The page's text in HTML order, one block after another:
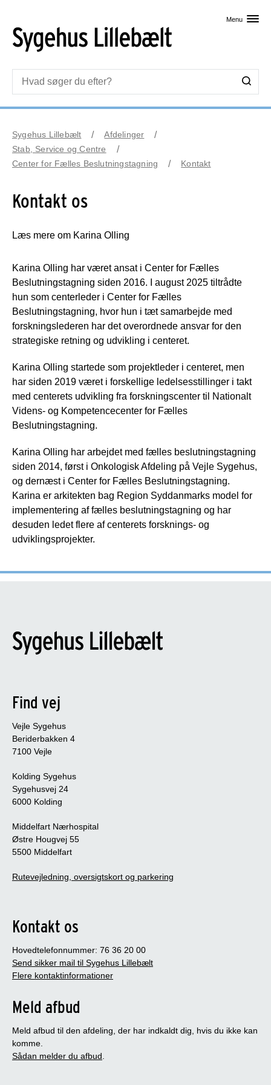
Menu
Sygehus Lillebælt
Afdelinger
Stab, Service og Centre
Center for Fælles Beslutningstagning
Kontakt
Kontakt os
Læs mere om Karina Olling
Karina Olling har været ansat i Center for Fælles
Beslutningstagning siden 2016. I august 2025 tiltrådte
hun som centerleder i Center for Fælles
Beslutningstagning, hvor hun i tæt samarbejde med
forskningslederen har det overordnede ansvar for den
strategiske retning og udvikling i centeret.
Karina Olling startede som projektleder i centeret, men
har siden 2019 været i forskellige ledelsesstillinger i takt
med centerets udvikling fra forskningscenter til Nationalt
Videns- og Kompetencecenter for Fælles
Beslutningstagning.
Karina Olling har arbejdet med fælles beslutningstagning
siden 2014, først i Onkologisk Afdeling på Vejle Sygehus,
og dernæst i Center for Fælles Beslutningstagning.
Karina er arkitekten bag Region Syddanmarks model for
implementering af fælles beslutningstagning og har
desuden ledet flere af centerets forsknings- og
udviklingsprojekter.
Find vej
Vejle Sygehus
Beriderbakken 4
7100 Vejle
Kolding Sygehus
Sygehusvej 24
6000 Kolding
Middelfart Nærhospital
Østre Hougvej 55
5500 Middelfart
Rutevejledning, oversigtskort og parkering
Kontakt os
Hovedtelefonnummer: 76 36 20 00
Send sikker mail til Sygehus Lillebælt
Flere kontaktinformationer
Meld afbud
Meld afbud til den afdeling, der har indkaldt dig, hvis du ikke kan
komme.
Sådan melder du afbud.